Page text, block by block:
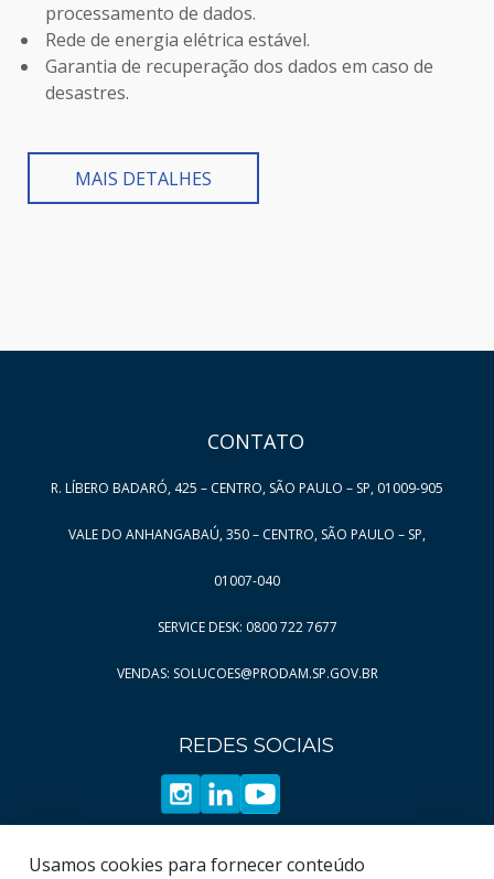
processamento de dados.
Rede de energia elétrica estável.
Garantia de recuperação dos dados em caso de
desastres.
MAIS DETALHES
CONTATO
R. LÍBERO BADARÓ, 425 – CENTRO, SÃO PAULO – SP, 01009-905
VALE DO ANHANGABAÚ, 350 – CENTRO, SÃO PAULO – SP,
01007-040
SERVICE DESK: 0800 722 7677
VENDAS: SOLUCOES@PRODAM.SP.GOV.BR
REDES SOCIAIS
Usamos cookies para fornecer conteúdo